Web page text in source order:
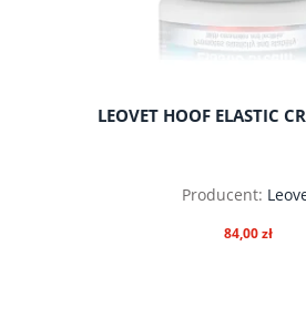
LEOVET HOOF ELASTIC
Producent:
84,00 zł